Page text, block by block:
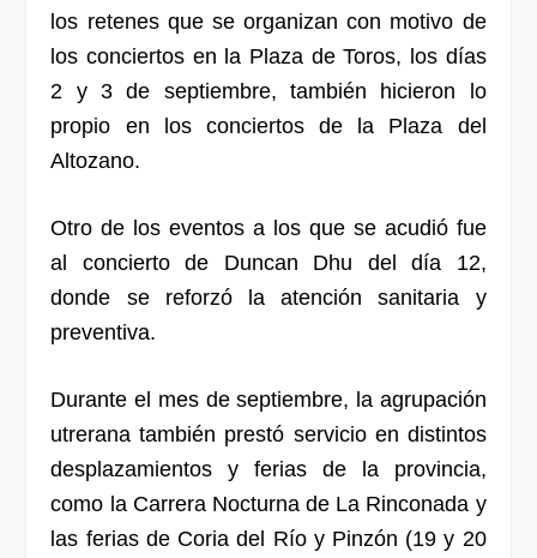
los retenes que se organizan con motivo de
los conciertos en la Plaza de Toros, los días
2 y 3 de septiembre, también hicieron lo
propio en los conciertos de la Plaza del
Altozano.
Otro de los eventos a los que se acudió fue
al concierto de Duncan Dhu del día 12,
donde se reforzó la atención sanitaria y
preventiva.
Durante el mes de septiembre, la agrupación
utrerana también prestó servicio en distintos
desplazamientos y ferias de la provincia,
como la Carrera Nocturna de La Rinconada y
las ferias de Coria del Río y Pinzón (19 y 20